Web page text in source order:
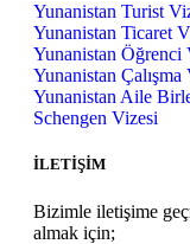
Yunanistan Turist
Yunanistan Ticaret
Yunanistan Öğrenci
Yunanistan Çalışma
Yunanistan Aile
Schengen Vizesi
İLETİŞİM
Bizimle iletişime
almak için;